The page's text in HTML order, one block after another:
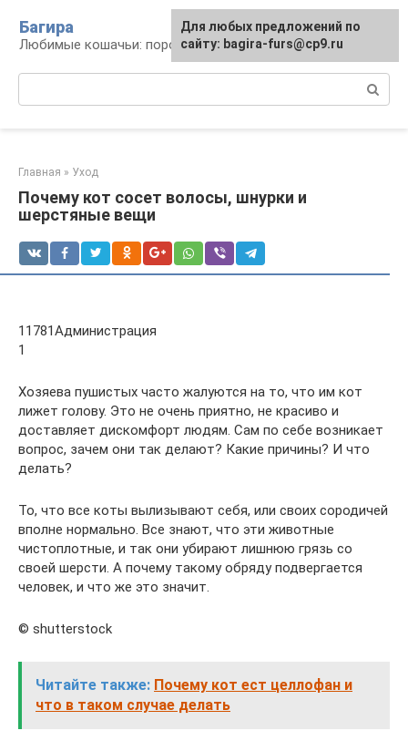
контенту
Багира
Любимые кошачьи: породы, содержание, уход
Главная » Уход
Почему кот сосет волосы, шнурки и
шерстяные вещи
11781Администрация
1
Хозяева пушистых часто жалуются на то, что им кот
лижет голову. Это не очень приятно, не красиво и
доставляет дискомфорт людям. Сам по себе возникает
вопрос, зачем они так делают? Какие причины? И что
делать?
То, что все коты вылизывают себя, или своих сородичей
вполне нормально. Все знают, что эти животные
чистоплотные, и так они убирают лишнюю грязь со
своей шерсти. А почему такому обряду подвергается
человек, и что же это значит.
© shutterstock
Читайте также: Почему кот ест целлофан и
что в таком случае делать
Для любых предложений по
сайту: bagira-furs@cp9.ru